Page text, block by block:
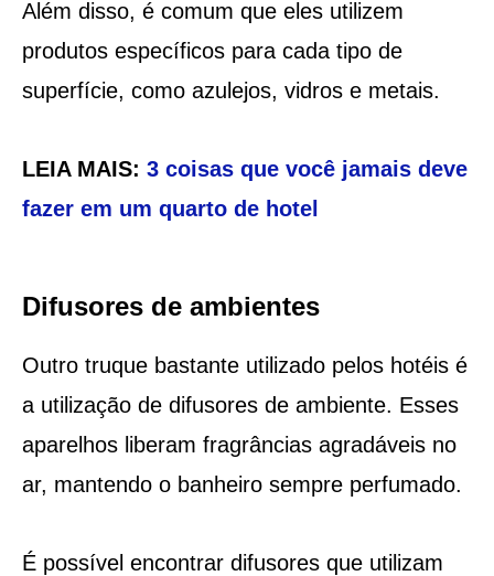
Além disso, é comum que eles utilizem
produtos específicos para cada tipo de
superfície, como azulejos, vidros e metais.
LEIA MAIS: 3 coisas que você jamais deve
fazer em um quarto de hotel
Difusores de ambientes
Outro truque bastante utilizado pelos hotéis é
a utilização de difusores de ambiente. Esses
aparelhos liberam fragrâncias agradáveis no
ar, mantendo o banheiro sempre perfumado.
É possível encontrar difusores que utilizam